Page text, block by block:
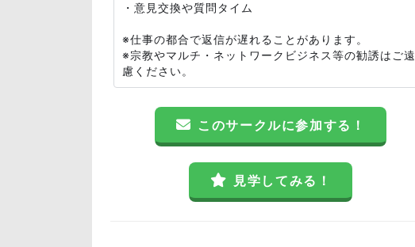
・意見交換や質問タイム
※仕事の都合で返信が遅れることがあります。
※宗教やマルチ・ネットワークビジネス等の勧誘はご遠
慮ください。
このサークルに参加する！
見学してみる！